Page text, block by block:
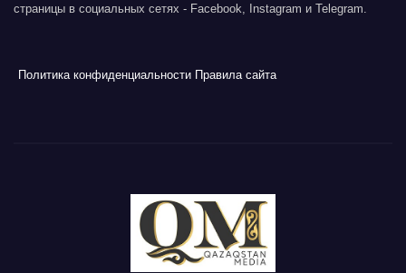
страницы в социальных сетях - Facebook, Instagram и Telegram.
Политика конфиденциальности Правила сайта